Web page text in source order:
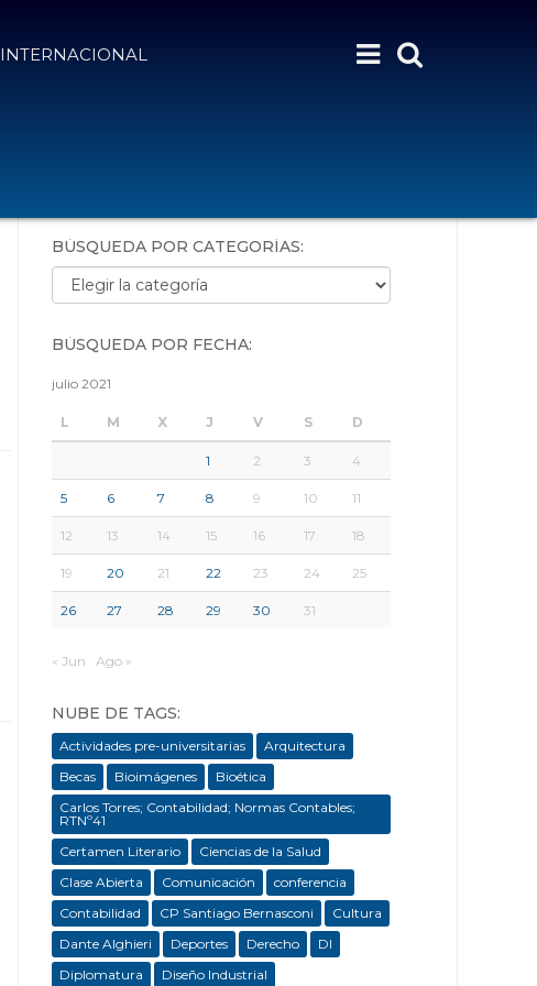
INTERNACIONAL
BÚSQUEDA POR CATEGORÍAS:
Búsqueda por categorías:
BÚSQUEDA POR FECHA:
julio 2021
L M X J V S D
1 2 3 4
5 6 7 8 9 10 11
12 13 14 15 16 17 18
19 20 21 22 23 24 25
26 27 28 29 30 31
« Jun Ago »
NUBE DE TAGS:
Actividades pre-universitarias
Arquitectura
Becas
Bioimágenes
Bioética
Carlos Torres; Contabilidad; Normas Contables;
RTNº41
Certamen Literario
Ciencias de la Salud
Clase Abierta
Comunicación
conferencia
Contabilidad
CP Santiago Bernasconi
Cultura
Dante Alghieri
Deportes Derecho
DI
Diplomatura
Diseño Industrial